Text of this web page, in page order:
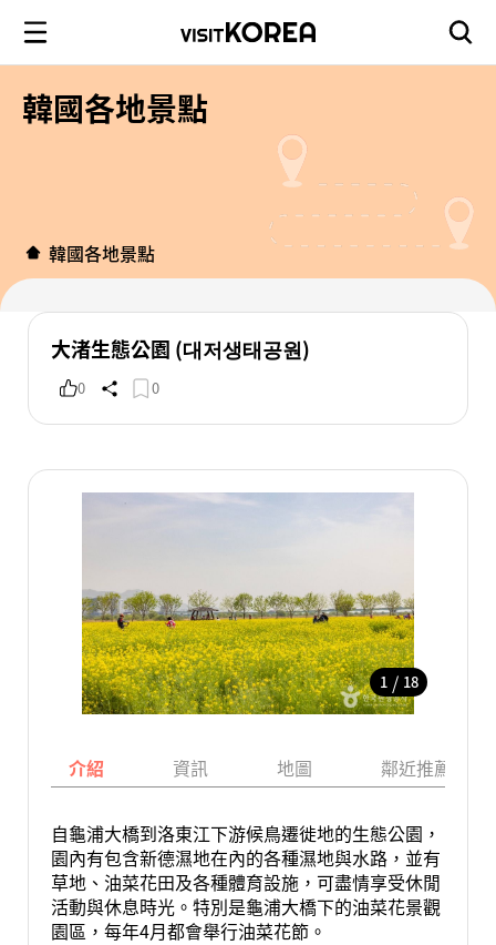
韓國各地景點
韓國各地景點
大渚生態公園 (대저생태공원)
0 0
1 / 18
介紹 資訊 地圖 鄰近推薦景點
自龜浦大橋到洛東江下游候鳥遷徙地的生態公園，
園內有包含新德濕地在內的各種濕地與水路，並有
草地、油菜花田及各種體育設施，可盡情享受休閒
活動與休息時光。特別是龜浦大橋下的油菜花景觀
園區，每年4月都會舉行油菜花節。